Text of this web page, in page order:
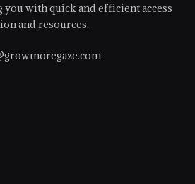
with quick and efficient access
and resources.